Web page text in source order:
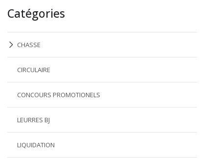
Catégories
CHASSE
CIRCULAIRE
CONCOURS PROMOTIONELS
LEURRES BJ
LIQUIDATION